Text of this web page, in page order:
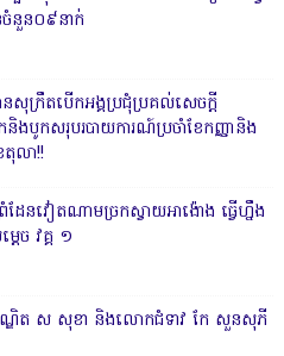
ចំនួន០៩នាក់
សុក្រឹតបើកអង្គប្រជុំប្រគល់សេចក្តី
ងបូកសរុបរបាយការណ៍ប្រចាំខែកញ្ញានិង
តុលា!!
ែនវៀតណាមច្រកស្វាយអាង៉ោង ធ្វើហ្នឹង
ច វគ្គ ១
ណ្ឌិត ស សុខា និងលោកជំទាវ កែ សួនសុភី